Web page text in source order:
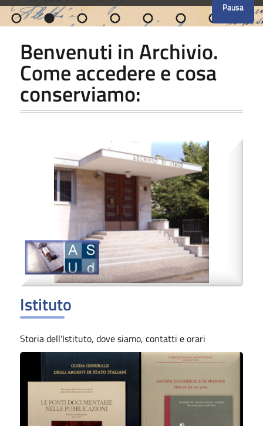
Pausa
Benvenuti in Archivio.
Come accedere e cosa
conserviamo:
Istituto
Storia dell'Istituto, dove siamo, contatti e orari